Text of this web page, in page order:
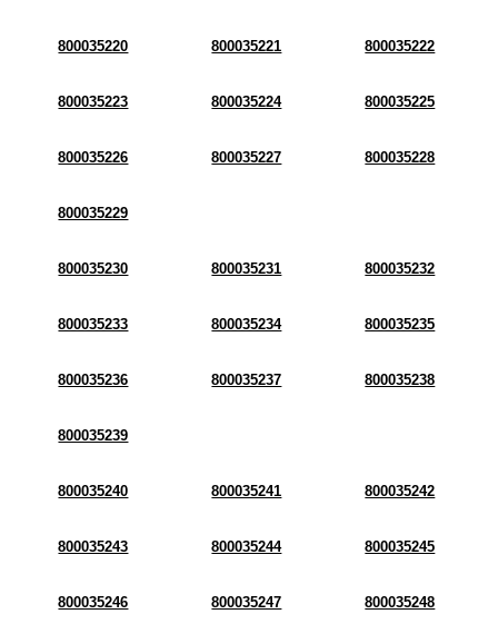
800035220 800035221 800035222
800035223 800035224 800035225
800035226 800035227 800035228
800035229
800035230 800035231 800035232
800035233 800035234 800035235
800035236 800035237 800035238
800035239
800035240 800035241 800035242
800035243 800035244 800035245
800035246 800035247 800035248